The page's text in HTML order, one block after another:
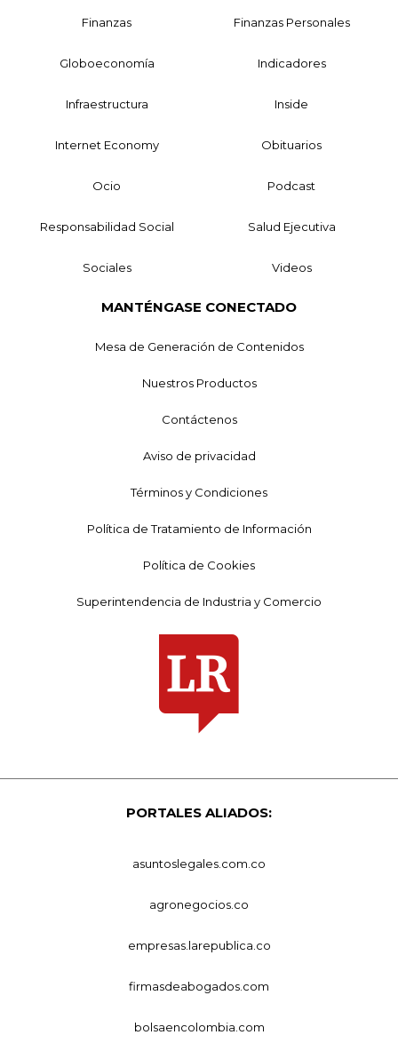
Finanzas Finanzas Personales
Globoeconomía Indicadores
Infraestructura Inside
Internet Economy Obituarios
Ocio Podcast
Responsabilidad Social Salud Ejecutiva
Sociales Videos
MANTÉNGASE CONECTADO
Mesa de Generación de Contenidos
Nuestros Productos
Contáctenos
Aviso de privacidad
Términos y Condiciones
Política de Tratamiento de Información
Política de Cookies
Superintendencia de Industria y Comercio
PORTALES ALIADOS:
asuntoslegales.com.co
agronegocios.co
empresas.larepublica.co
firmasdeabogados.com
bolsaencolombia.com